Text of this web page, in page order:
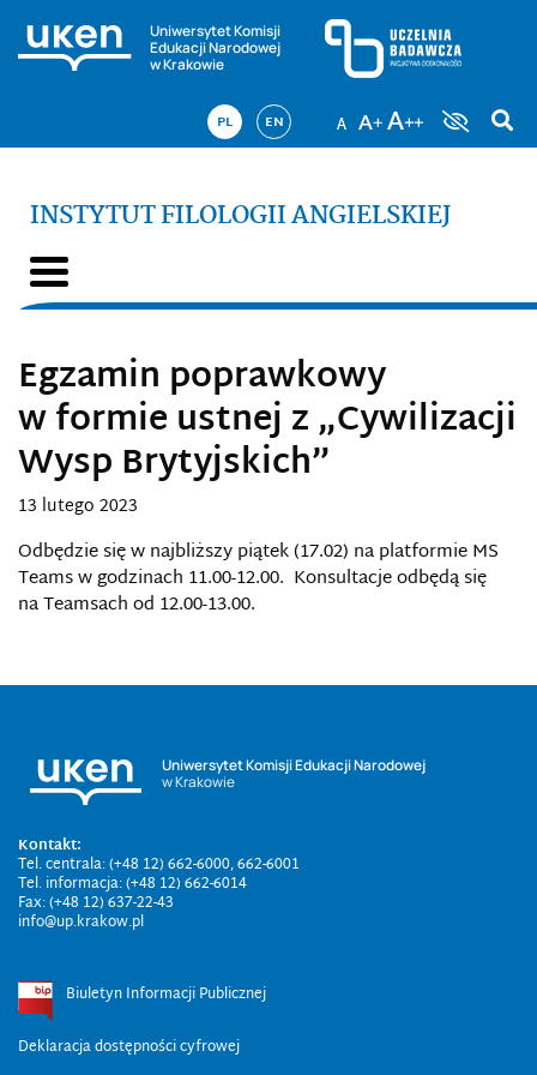
Uniwersytet Komisji
Edukacji Narodowej
w Krakowie
PL EN
INSTYTUT FILOLOGII ANGIELSKIEJ
Egzamin poprawkowy
w formie ustnej z „Cywilizacji
Wysp Brytyjskich”
13 lutego 2023
Odbędzie się w najbliższy piątek (17.02) na platformie MS
Teams w godzinach 11.00-12.00. Konsultacje odbędą się
na Teamsach od 12.00-13.00.
Uniwersytet Komisji Edukacji Narodowej
w Krakowie
Kontakt:
Tel. centrala: (+48 12) 662-6000, 662-6001
Tel. informacja: (+48 12) 662-6014
Fax: (+48 12) 637-22-43
info@up.krakow.pl
Biuletyn Informacji Publicznej
Deklaracja dostępności cyfrowej